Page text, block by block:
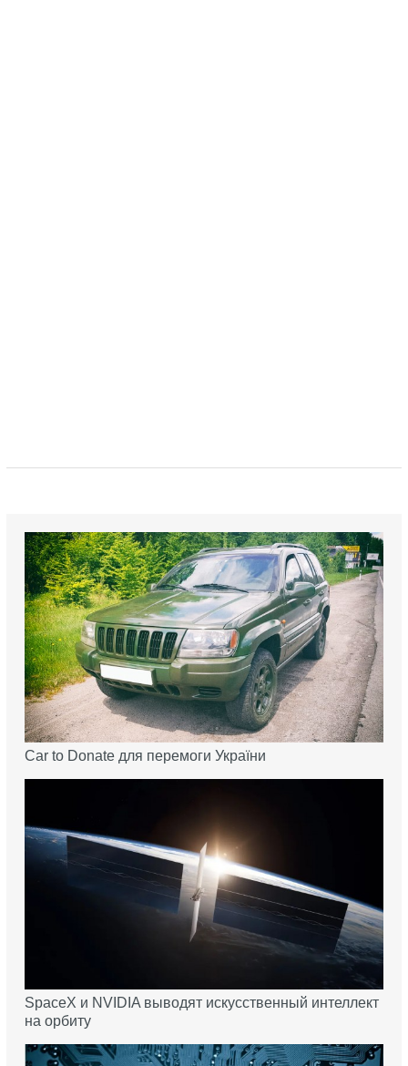
Car to Donate для перемоги України
SpaceX и NVIDIA выводят искусственный интеллект
на орбиту